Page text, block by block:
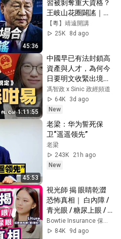
出嚟 刻劃香港浮世集
體性格 是時代的紀錄
片
45:36
習被剝奪重大資格？
王岐山花圈闢謠｜北
戴河前夕變天倒計時
【靖遠開講 · 粵語版 ·
遠開講
【粵】靖遠開講
25K
8d ago
1:11:55
中國早已有法封鎖高
資產與人才，為何今
日要明文收緊出境？
｜香港官媒配合宣傳
回流｜ ft. Calvin
Choy @笑談中國經
濟
馮智政 x Sinic 政經頻道
64K
3d ago
New
45:53
老梁：华为誓死保
卫“遥遥领先”
老梁
243K
21h ago
New
視光師 揭 眼睛乾澀
恐怖真相｜ 白內障 /
青光眼 / 糖尿上眼 /
黃斑病變 嚴重可致
失明！1類 近視 人士
Bowtie Insurance 保泰人壽
84K
9d ago